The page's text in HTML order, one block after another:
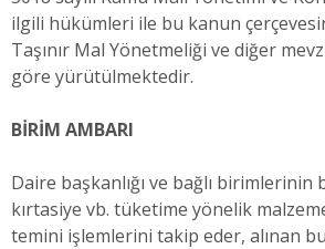
ilgili hükümleri ile bu kanun
Taşınır Mal Yönetmeliği ve diğer
göre yürütülmektedir.
BİRİM AMBARI
Daire başkanlığı ve bağlı birimlerinin
kırtasiye vb. tüketime yönelik
temini işlemlerini takip eder, alınan